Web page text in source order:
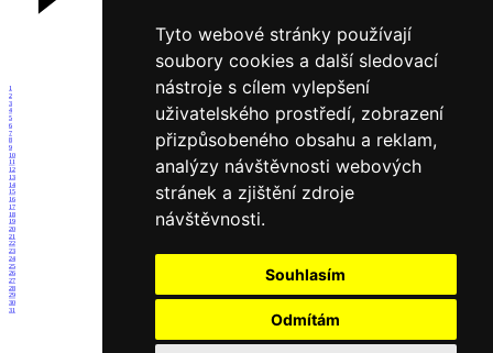
Tyto webové stránky používají
soubory cookies a další sledovací
nástroje s cílem vylepšení
uživatelského prostředí, zobrazení
přizpůsobeného obsahu a reklam,
analýzy návštěvnosti webových
stránek a zjištění zdroje
návštěvnosti.
Souhlasím
Odmítám
1
2
3
4
5
6
7
8
9
10
11
12
13
14
15
16
17
18
19
20
21
22
23
24
25
26
27
28
29
30
31